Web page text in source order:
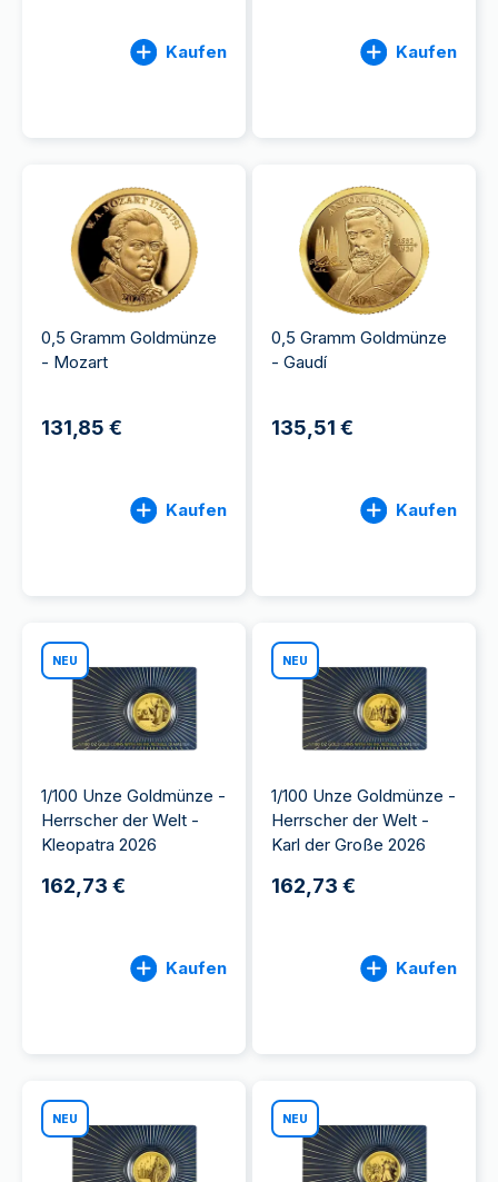
Kaufen Kaufen
0,5 Gramm Goldmünze
- Mozart
131,85 €
Kaufen
0,5 Gramm Goldmünze
- Gaudí
135,51 €
Kaufen
NEU
1/100 Unze Goldmünze -
Herrscher der Welt -
Kleopatra 2026
162,73 €
Kaufen
NEU
1/100 Unze Goldmünze -
Herrscher der Welt -
Karl der Große 2026
162,73 €
Kaufen
NEU NEU